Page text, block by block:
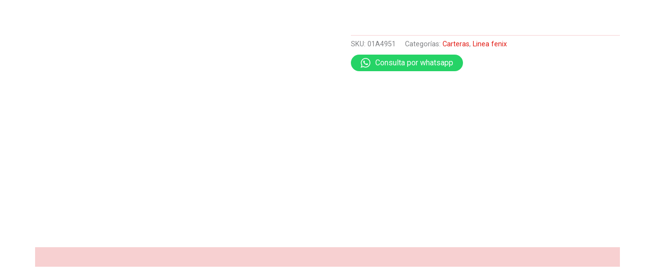
SKU: 01A4951 Categorías: Carteras, Linea fenix
Consulta por whatsapp